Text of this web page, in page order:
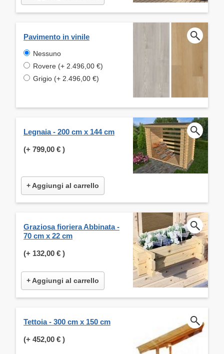
Pavimento in vinile
Nessuno
Rovere (+ 2.496,00 €)
Grigio (+ 2.496,00 €)
Legnaia - 200 cm x 144 cm
(+ 799,00 € )
+ Aggiungi al carrello
Graziosa fioriera Abbinata -
70 cm x 22 cm
(+ 132,00 € )
+ Aggiungi al carrello
Tettoia - 300 cm x 150 cm
(+ 452,00 € )